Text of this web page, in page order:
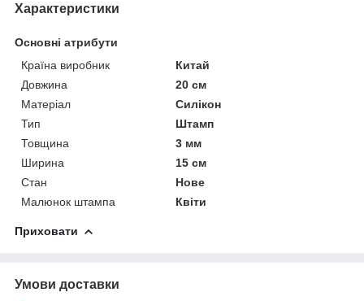
Характеристики
Основні атрибути
Країна виробник
Китай
Довжина
20 см
Матеріал
Силікон
Тип
Штамп
Товщина
3 мм
Ширина
15 см
Стан
Нове
Малюнок штампа
Квіти
Приховати
Умови доставки